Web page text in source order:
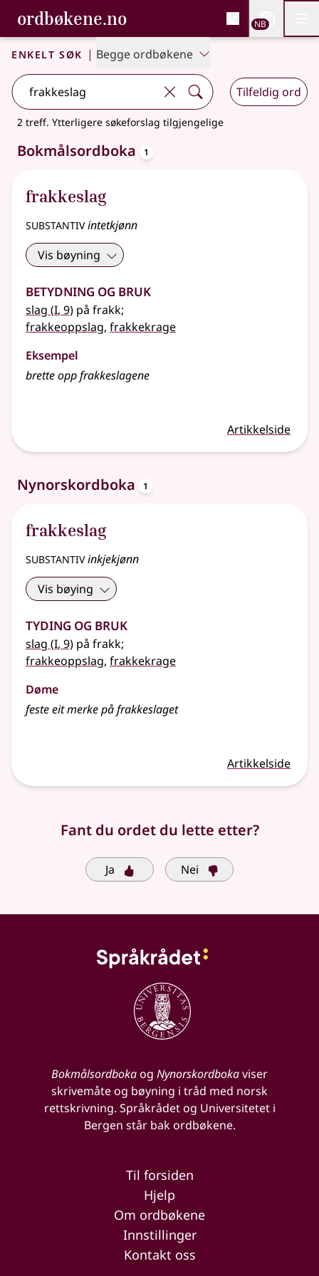
Gå til hovedinnhold
Tilgjengelighet
ordbøkene.no, Bokmålsordboka og
Bokmålsordboka og Nynorskordboka
NB
Enkelt søk | Begge ordbøkene
Tilfeldig ord
2 treff. Ytterligere søkeforslag tilgjengelige
Bokmålsordboka 1
frakkeslag
substantivintetkjønn
Vis bøyning
Betydning og bruk
slag (1
I, 9) på frakk;
frakkeoppslag, frakkekrage
Eksempel
brette opp frakkeslagene
Artikkelside
Nynorskordboka 1
frakkeslag
substantivinkjekjønn
Vis bøying
Tyding og bruk
slag (1
I, 9) på frakk;
frakkeoppslag, frakkekrage
Døme
feste eit merke på frakkeslaget
Artikkelside
Fant du ordet du lette etter?
Ja Nei
Bokmålsordbokaog Nynorskordbokaviser
skrivemåte og bøyning i tråd med norsk
rettskrivning. Språkrådet og Universitetet i
Bergen står bak ordbøkene.
Til forsiden
Hjelp
Om ordbøkene
Innstillinger
Kontakt oss